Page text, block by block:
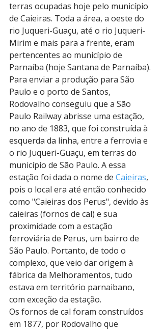
terras ocupadas hoje pelo município
de Caieiras. Toda a área, a oeste do
rio Juqueri-Guaçu, até o rio Juqueri-
Mirim e mais para a frente, eram
pertencentes ao município de
Parnaíba (hoje Santana de Parnaíba).
Para enviar a produção para São
Paulo e o porto de Santos,
Rodovalho conseguiu que a São
Paulo Railway abrisse uma estação,
no ano de 1883, que foi construída à
esquerda da linha, entre a ferrovia e
o rio Juqueri-Guaçu, em terras do
município de São Paulo. A essa
estação foi dada o nome de Caieiras,
pois o local era até então conhecido
como "Caieiras dos Perus", devido às
caieiras (fornos de cal) e sua
proximidade com a estação
ferroviária de Perus, um bairro de
São Paulo. Portanto, de todo o
complexo, que veio dar origem à
fábrica da Melhoramentos, tudo
estava em território parnaibano,
com exceção da estação.
Os fornos de cal foram construídos
em 1877, por Rodovalho que